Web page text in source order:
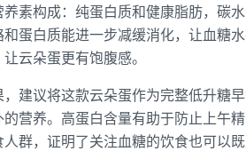
素构成：纯蛋白质和健康脂肪，碳
蛋白质能进一步减缓消化，让血糖
云朵蛋更有饱腹感。
建议将这款云朵蛋作为完整低升糖
营养。高蛋白含量有助于防止上午
群，证明了关注血糖的饮食也可以既